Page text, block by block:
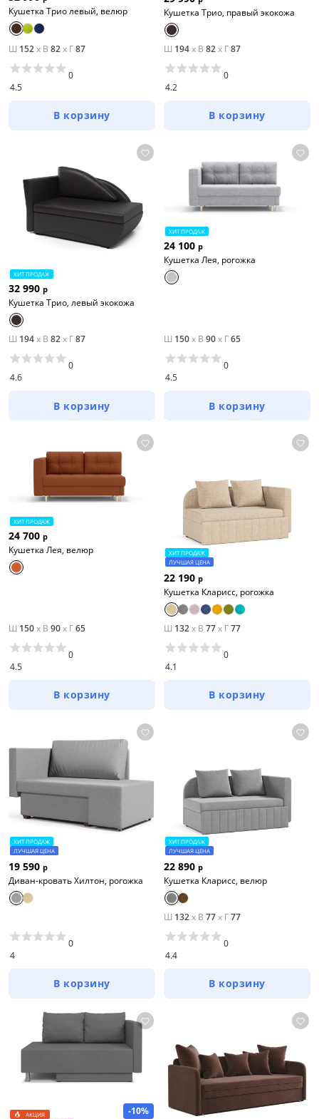
Кушетка Трио левый, велюр
Ш 152x В 82x Г87
4.5
0
В корзину
Кушетка Трио, правый экокожа
Ш 194x В 82x Г87
4.2
0
В корзину
ХИТ ПРОДАЖ
32 990 р
Кушетка Трио, левый экокожа
Ш 194x В 82x Г87
4.6
0
В корзину
ХИТ ПРОДАЖ
24 100 р
Кушетка Лея, рогожка
Ш 150x В 90x Г65
4.5
0
В корзину
ХИТ ПРОДАЖ
24 700 р
Кушетка Лея, велюр
Ш 150x В 90x Г65
4.5
0
В корзину
ХИТ ПРОДАЖ
ЛУЧШАЯ ЦЕНА
22 190 р
Кушетка Кларисс, рогожка
Ш 132x В 77x Г77
4.1
0
В корзину
ХИТ ПРОДАЖ
ЛУЧШАЯ ЦЕНА
19 590 р
Диван-кровать Хилтон, рогожка
4
0
В корзину
ХИТ ПРОДАЖ
ЛУЧШАЯ ЦЕНА
22 890 р
Кушетка Кларисс, велюр
Ш 132x В 77x Г77
4.4
0
В корзину
-10%
АКЦИЯ